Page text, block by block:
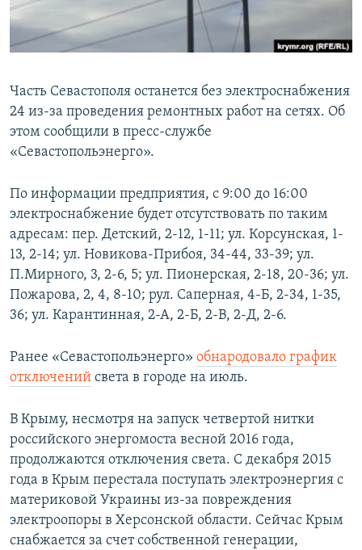
ПОБЕДИТЕЛЕЙ НЕ СУДЯТ?
КРЫМ.НЕПОКОРЕННЫЙ
ПРИСОЕДИНЯЙТЕСЬ!
Все сайты RFE/RL
Часть Севастополя останется без электроснабжения
24 из-за проведения ремонтных работ на сетях. Об
этом сообщили в пресс-службе
«Севастопольэнерго».
По информации предприятия, с 9:00 до 16:00
электроснабжение будет отсутствовать по таким
адресам: пер. Детский, 2-12, 1-11; ул. Корсунская, 1-
13, 2-14; ул. Новикова-Прибоя, 34-44, 33-39; ул.
П.Мирного, 3, 2-6, 5; ул. Пионерская, 2-18, 20-36; ул.
Пожарова, 2, 4, 8-10; рул. Саперная, 4-Б, 2-34, 1-35,
36; ул. Карантинная, 2-А, 2-Б, 2-В, 2-Д, 2-6.
Ранее «Севастопольэнерго» обнародовало график
отключений света в городе на июль.
В Крыму, несмотря на запуск четвертой нитки
российского энергомоста весной 2016 года,
продолжаются отключения света. С декабря 2015
года в Крым перестала поступать электроэнергия с
материковой Украины из-за повреждения
электроопоры в Херсонской области. Сейчас Крым
снабжается за счет собственной генерации,